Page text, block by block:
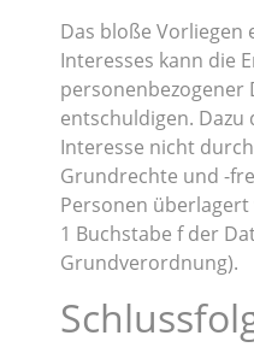
Das bloße Vorliegen
Interesses kann die
personenbezogener
entschuldigen.
Interesse nicht
Grundrechte und -
Personen
1 Buchstabe f der
Grundverordnung).